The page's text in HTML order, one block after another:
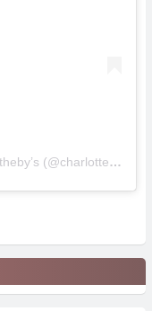
A post shared by Charlotte Canby - Sotheby’s (@charlottecanby_sothebys)